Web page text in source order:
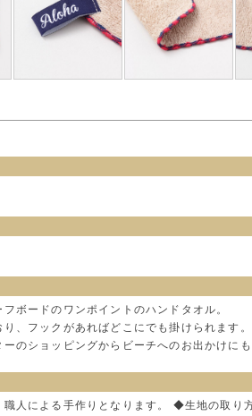
ボードのワンポイントのハンドタオル。
、フックがあればどこにでも掛けられます。
のショッピングからビーチへのお出かけに
職人による手作りとなります。 ◆生地の取